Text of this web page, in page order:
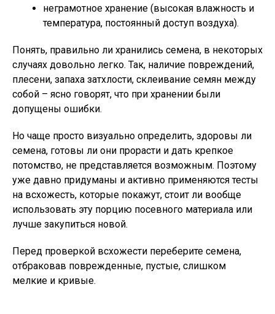
неграмотное хранение (высокая влажность и
температура, постоянный доступ воздуха).
Понять, правильно ли хранились семена, в некоторых
случаях довольно легко. Так, наличие повреждений,
плесени, запаха затхлости, склеивание семян между
собой – ясно говорят, что при хранении были
допущены ошибки.
Но чаще просто визуально определить, здоровы ли
семена, готовы ли они прорасти и дать крепкое
потомство, не представляется возможным. Поэтому
уже давно придуманы и активно применяются тесты
на всхожесть, которые покажут, стоит ли вообще
использовать эту порцию посевного материала или
лучше закупиться новой.
Перед проверкой всхожести переберите семена,
отбраковав поврежденные, пустые, слишком
мелкие и кривые.